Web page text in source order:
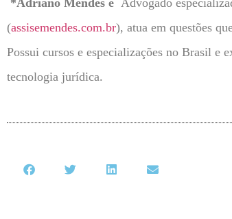
(assisemendes.com.br), atua em questões
Possui cursos e especializações no Brasil e
tecnologia jurídica.